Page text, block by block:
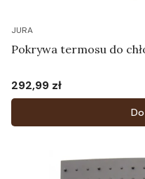
JURA
Pokrywa termosu do
Cena
292,99 zł